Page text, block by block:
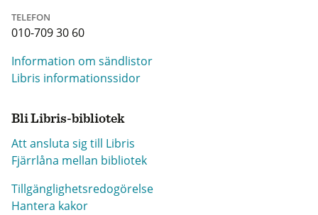
TELEFON
010-709 30 60
Information om sändlistor
Libris informationssidor
Bli Libris-bibliotek
Att ansluta sig till Libris
Fjärrlåna mellan bibliotek
Tillgänglighetsredogörelse
Hantera kakor